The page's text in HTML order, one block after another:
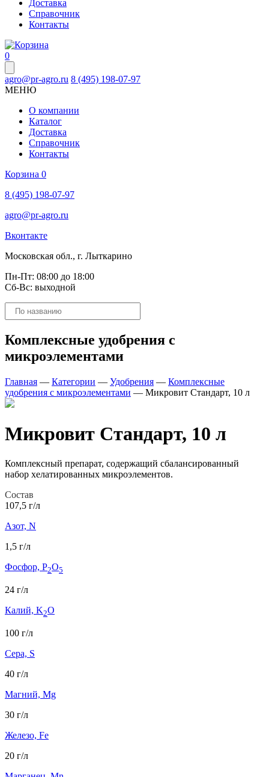
Доставка
Справочник
Контакты
0
agro@pr-agro.ru 8 (495) 198-07-97
МЕНЮ
О компании
Каталог
Доставка
Справочник
Контакты
Корзина 0
8 (495) 198-07-97
agro@pr-agro.ru
Вконтакте
Московская обл., г. Лыткарино
Пн-Пт: 08:00 до 18:00
Сб-Вс: выходной
Поиск
товаров
Комплексные удобрения с
микроэлементами
Главная — Категории — Удобрения — Комплексные
удобрения с микроэлементами — Микровит Стандарт, 10 л
Микровит Стандарт, 10 л
Комплексный препарат, содержащий сбалансированный
набор хелатированных микроэлементов.
Состав
107,5 г/л
Азот, N
1,5 г/л
Фосфор, P2O5
24 г/л
Калий, K2O
100 г/л
Сера, S
40 г/л
Магний, Mg
30 г/л
Железо, Fe
20 г/л